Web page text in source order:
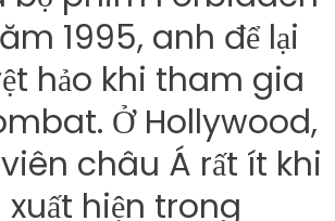
1995, anh để lại
hảo khi tham gia
Ở Hollywood,
châu Á rất ít khi
hiện trong